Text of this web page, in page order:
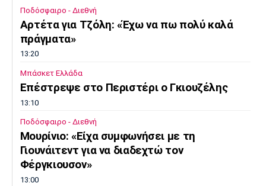
Ποδόσφαιρο - Διεθνή
Αρτέτα για Τζόλη: «Έχω να πω πολύ καλά
πράγματα»
13:20
Μπάσκετ Ελλάδα
Επέστρεψε στο Περιστέρι ο Γκιουζέλης
13:10
Ποδόσφαιρο - Διεθνή
Μουρίνιο: «Είχα συμφωνήσει με τη
Γιουνάιτεντ για να διαδεχτώ τον
Φέργκιουσον»
13:00